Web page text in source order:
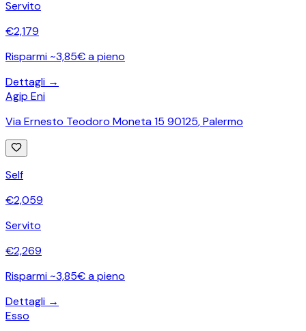
Servito
€2,179
Risparmi ~3,85€ a pieno
Dettagli →
Agip Eni
Via Ernesto Teodoro Moneta 15 90125,Palermo
Self
€2,059
Servito
€2,269
Risparmi ~3,85€ a pieno
Dettagli →
Esso